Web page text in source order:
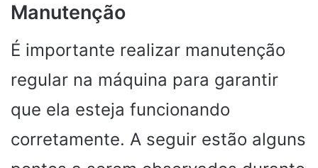
Manutenção
É importante realizar manutenção
regular na máquina para garantir
que ela esteja funcionando
corretamente. A seguir estão alguns